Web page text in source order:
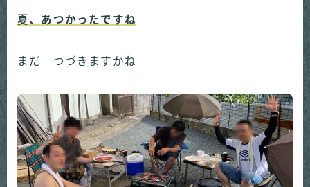
夏、あつかったですね
まだ つづきますかね